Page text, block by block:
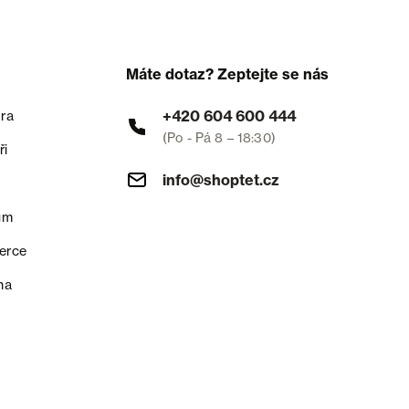
Máte dotaz? Zeptejte se nás
+420 604 600 444
(Po - Pá 8 – 18:30)
info@shoptet.cz